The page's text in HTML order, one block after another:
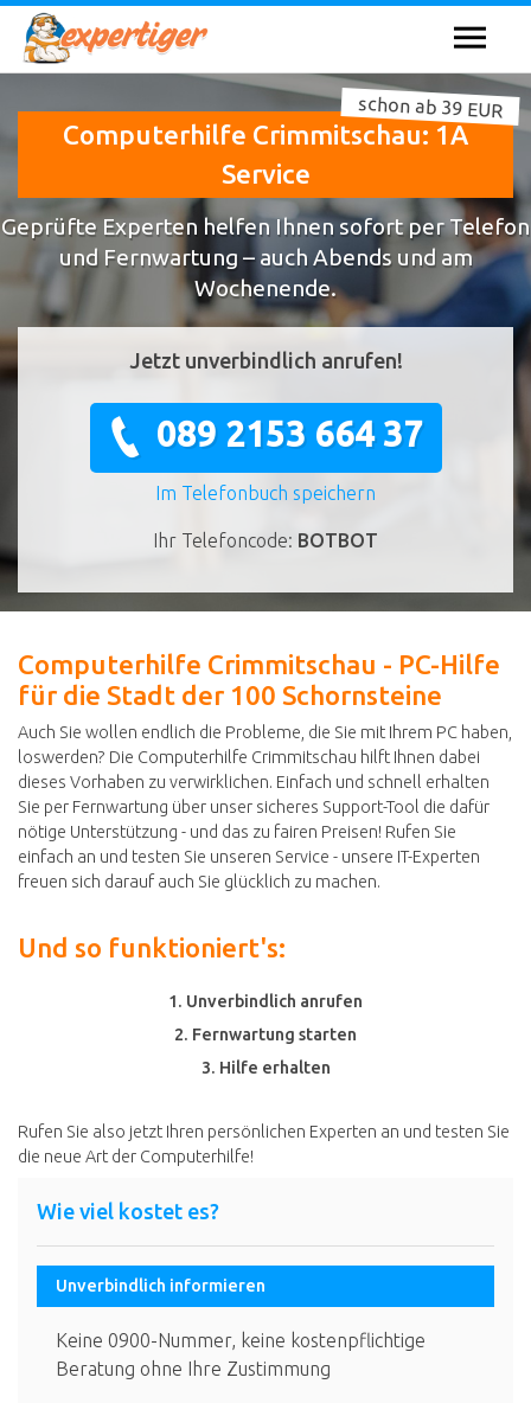
Computerhilfe Crimmitschau: 1A
Service
schon ab 39 EUR
Geprüfte Experten helfen Ihnen sofort per Telefon
und Fernwartung – auch Abends und am
Wochenende.
Jetzt unverbindlich anrufen!
089 2153 664 37
Im Telefonbuch speichern
Ihr Telefoncode: BOTBOT
Computerhilfe Crimmitschau - PC-Hilfe
für die Stadt der 100 Schornsteine
Auch Sie wollen endlich die Probleme, die Sie mit Ihrem PC haben,
loswerden? Die Computerhilfe Crimmitschau hilft Ihnen dabei
dieses Vorhaben zu verwirklichen. Einfach und schnell erhalten
Sie per Fernwartung über unser sicheres Support-Tool die dafür
nötige Unterstützung - und das zu fairen Preisen! Rufen Sie
einfach an und testen Sie unseren Service - unsere IT-Experten
freuen sich darauf auch Sie glücklich zu machen.
Und so funktioniert's:
1. Unverbindlich anrufen
2. Fernwartung starten
3. Hilfe erhalten
Rufen Sie also jetzt Ihren persönlichen Experten an und testen Sie
die neue Art der Computerhilfe!
Wie viel kostet es?
Unverbindlich informieren
Keine 0900-Nummer, keine kostenpflichtige
Beratung ohne Ihre Zustimmung